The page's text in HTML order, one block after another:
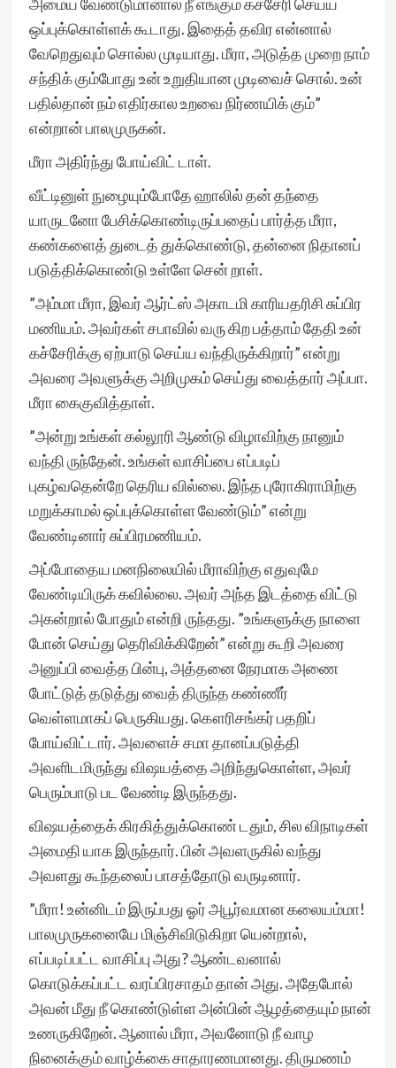
ஒப்புக்கொள்ளக் கூடாது. இதைத் தவிர என்னால்
வேறெதுவும் சொல்ல முடியாது. மீரா, அடுத்த முறை நாம்
சந்திக் கும்போது உன் உறுதியான முடிவைச் சொல். உன்
பதில்தான் நம் எதிர்கால உறவை நிர்ணயிக் கும்”
என்றான் பாலமுருகன்.
மீரா அதிர்ந்து போய்விட் டாள்.
வீட்டினுள் நுழையும்போதே ஹாலில் தன் தந்தை
யாருடனோ பேசிக்கொண்டிருப்பதைப் பார்த்த மீரா,
கண்களைத் துடைத் துக்கொண்டு, தன்னை நிதானப்
படுத்திக்கொண்டு உள்ளே சென் றாள்.
”அம்மா மீரா, இவர் ஆர்ட்ஸ் அகாடமி காரியதரிசி சுப்பிர
மணியம். அவர்கள் சபாவில் வரு கிற பத்தாம் தேதி உன்
கச்சேரிக்கு ஏற்பாடு செய்ய வந்திருக்கிறார்” என்று
அவரை அவளுக்கு அறிமுகம் செய்து வைத்தார் அப்பா.
மீரா கைகுவித்தாள்.
”அன்று உங்கள் கல்லூரி ஆண்டு விழாவிற்கு நானும்
வந்தி ருந்தேன். உங்கள் வாசிப்பை எப்படிப்
புகழ்வதென்றே தெரிய வில்லை. இந்த புரோகிராமிற்கு
மறுக்காமல் ஒப்புக்கொள்ள வேண்டும்” என்று
வேண்டினார் சுப்பிரமணியம்.
அப்போதைய மனநிலையில் மீராவிற்கு எதுவுமே
வேண்டியிருக் கவில்லை. அவர் அந்த இடத்தை விட்டு
அகன்றால் போதும் என்றி ருந்தது. ”உங்களுக்கு நாளை
போன் செய்து தெரிவிக்கிறேன்” என்று கூறி அவரை
அனுப்பி வைத்த பின்பு, அத்தனை நேரமாக அணை
போட்டுத் தடுத்து வைத் திருந்த கண்ணீர்
வெள்ளமாகப் பெருகியது. கௌரிசங்கர் பதறிப்
போய்விட்டார். அவளைச் சமா தானப்படுத்தி
அவளிடமிருந்து விஷயத்தை அறிந்துகொள்ள, அவர்
பெரும்பாடு பட வேண்டி இருந்தது.
விஷயத்தைக் கிரகித்துக்கொண் டதும், சில விநாடிகள்
அமைதி யாக இருந்தார். பின் அவளருகில் வந்து
அவளது கூந்தலைப் பாசத்தோடு வருடினார்.
”மீரா! உன்னிடம் இருப்பது ஓர் அபூர்வமான கலையம்மா!
பாலமுருகனையே மிஞ்சிவிடுகிறா யென்றால்,
எப்படிப்பட்ட வாசிப்பு அது? ஆண்டவனால்
கொடுக்கப்பட்ட வரப்பிரசாதம் தான் அது. அதேபோல்
அவன் மீது நீ கொண்டுள்ள அன்பின் ஆழத்தையும் நான்
உணருகிறேன். ஆனால் மீரா, அவனோடு நீ வாழ
நினைக்கும் வாழ்க்கை சாதாரணமானது. திருமணம்